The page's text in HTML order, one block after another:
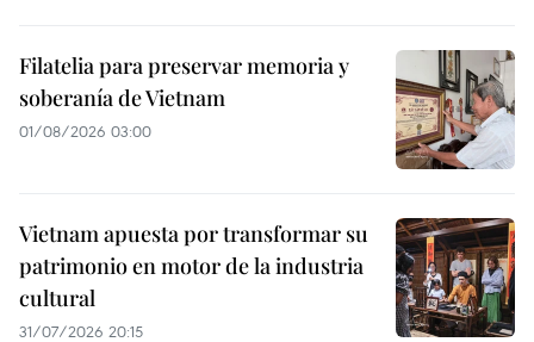
Filatelia para preservar memoria y
soberanía de Vietnam
01/08/2026 03:00
Vietnam apuesta por transformar su
patrimonio en motor de la industria
cultural
31/07/2026 20:15